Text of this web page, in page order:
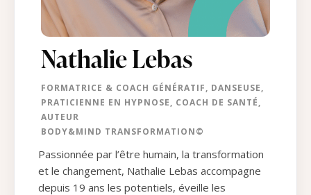
Nathalie Lebas
FORMATRICE & COACH GÉNÉRATIF, DANSEUSE,
PRATICIENNE EN HYPNOSE, COACH DE SANTÉ,
AUTEUR
BODY&MIND TRANSFORMATION©
Passionnée par l’être humain, la transformation
et le changement, Nathalie Lebas accompagne
depuis 19 ans les potentiels, éveille les